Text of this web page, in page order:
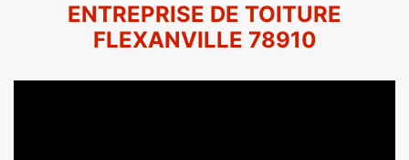
ENTREPRISE DE TOITURE
FLEXANVILLE 78910